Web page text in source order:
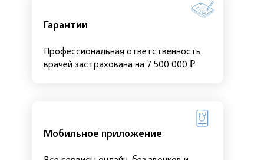
Гарантии
Профессиональная ответственность
врачей застрахована на 7 500 000 ₽
Мобильное приложение